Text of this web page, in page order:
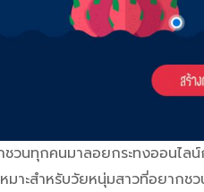
ชวนทุกคนมาลอยกระทงออนไล
มาะสำหรับวัยหนุ่มสาวที่อยากช